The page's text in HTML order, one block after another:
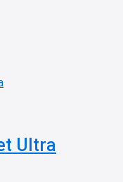
Ultra